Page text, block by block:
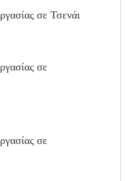
σε Τσενάι
σε
σε